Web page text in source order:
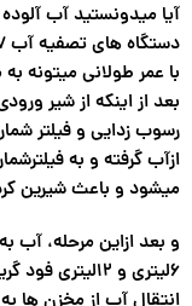
آیا میدونستید آب
دستگاه های تصفیه آب ۷ مرحله ای
با عمر طولانی میتونه
بعد از اینکه از شیر
ازآب گرفته و به
میشود و باعث شیرین
و بعد ازاین مرحله،
6لیتری و